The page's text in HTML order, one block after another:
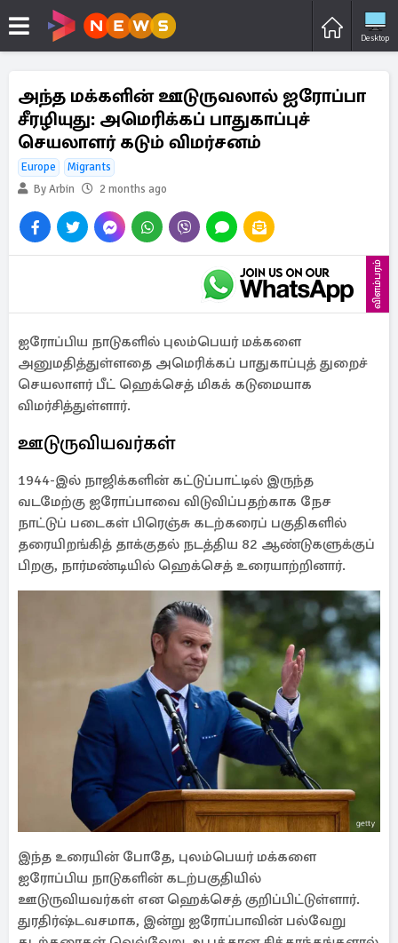
Desktop
அந்த மக்களின் ஊடுருவலால் ஐரோப்பா
சீரழியுது: அமெரிக்கப் பாதுகாப்புச்
செயலாளர் கடும் விமர்சனம்
Europe
Migrants
By Arbin
2 months ago
விளம்பரம்
ஐரோப்பிய நாடுகளில் புலம்பெயர் மக்களை
அனுமதித்துள்ளதை அமெரிக்கப் பாதுகாப்புத் துறைச்
செயலாளர் பீட் ஹெக்செத் மிகக் கடுமையாக
விமர்சித்துள்ளார்.
ஊடுருவியவர்கள்
1944-இல் நாஜிக்களின் கட்டுப்பாட்டில் இருந்த
வடமேற்கு ஐரோப்பாவை விடுவிப்பதற்காக நேச
நாட்டுப் படைகள் பிரெஞ்சு கடற்கரைப் பகுதிகளில்
தரையிறங்கித் தாக்குதல் நடத்திய 82 ஆண்டுகளுக்குப்
பிறகு, நார்மண்டியில் ஹெக்செத் உரையாற்றினார்.
இந்த உரையின் போதே, புலம்பெயர் மக்களை
ஐரோப்பிய நாடுகளின் கடற்பகுதியில்
ஊடுருவியவர்கள் என ஹெக்செத் குறிப்பிட்டுள்ளார்.
துரதிர்ஷ்டவசமாக, இன்று ஐரோப்பாவின் பல்வேறு